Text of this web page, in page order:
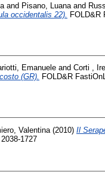
and Pisano, Luana and
occidentalis 22). FOLD&R
Emanuele and Corti ,
(GR). FOLD&R
Valentina(2010) Il
1727